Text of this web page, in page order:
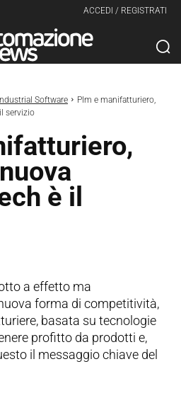
ACCEDI / REGISTRATI
Software
Plm e manifatturiero,
servizio
è il
a effetto ma
forma di competitività,
basata su tecnologie
profitto da prodotti e,
il messaggio chiave del